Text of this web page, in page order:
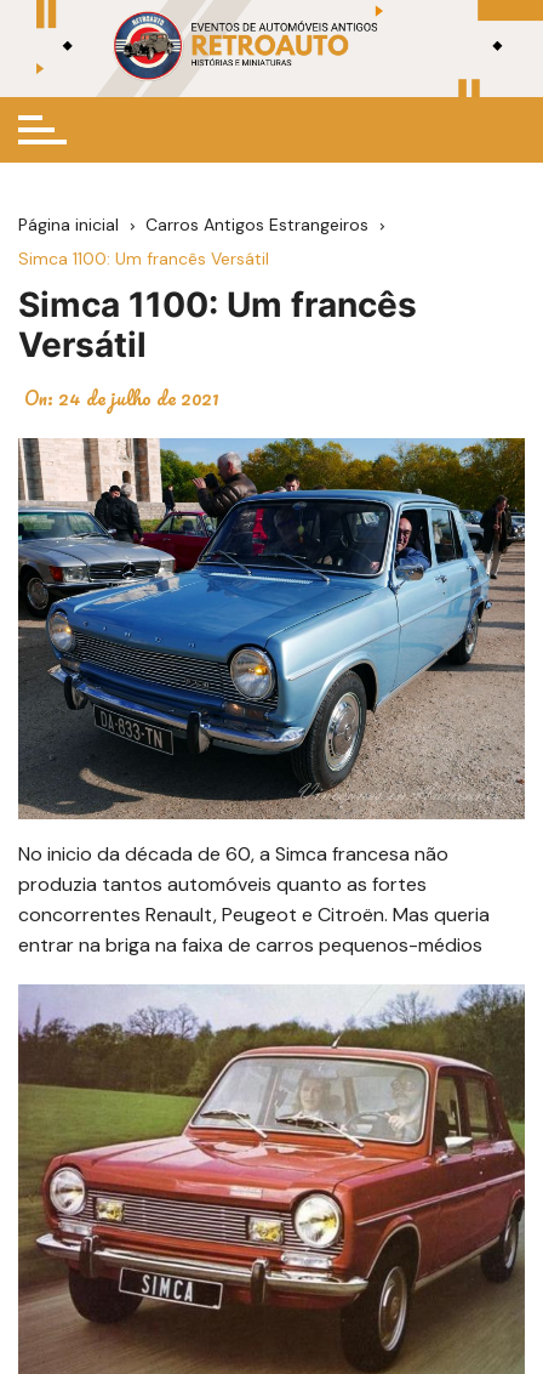
conteúdo
Página inicial
Carros Antigos Estrangeiros
Simca 1100: Um francês Versátil
Simca 1100: Um francês
Versátil
On: 24 de julho de 2021
No inicio da década de 60, a Simca francesa não
produzia tantos automóveis quanto as fortes
concorrentes Renault, Peugeot e Citroën. Mas queria
entrar na briga na faixa de carros pequenos-médios